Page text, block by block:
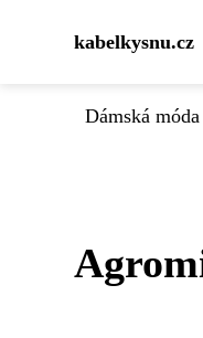
kabelkysnu.cz
Dámská móda